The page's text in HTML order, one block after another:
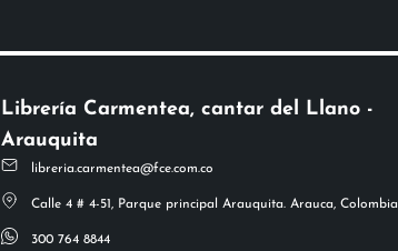
Librería Carmentea, cantar del Llano -
Arauquita
libreria.carmentea@fce.com.co
Calle 4 # 4-51, Parque principal Arauquita. Arauca, Colombia
300 764 8844